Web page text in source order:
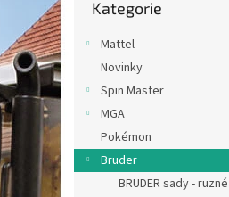
a
n
kategorie
Kategorie
Mattel
Novinky
Spin Master
MGA
Pokémon
Bruder
BRUDER sady - ruzné